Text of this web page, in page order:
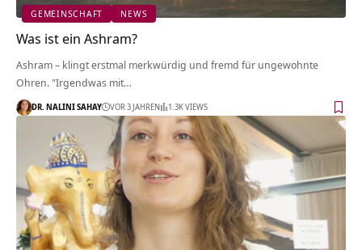
GEMEINSCHAFT NEWS
Was ist ein Ashram?
Ashram – klingt erstmal merkwürdig und fremd für ungewohnte
Ohren. "Irgendwas mit…
DR. NALINI SAHAY VOR 3 JAHREN 1.3K VIEWS